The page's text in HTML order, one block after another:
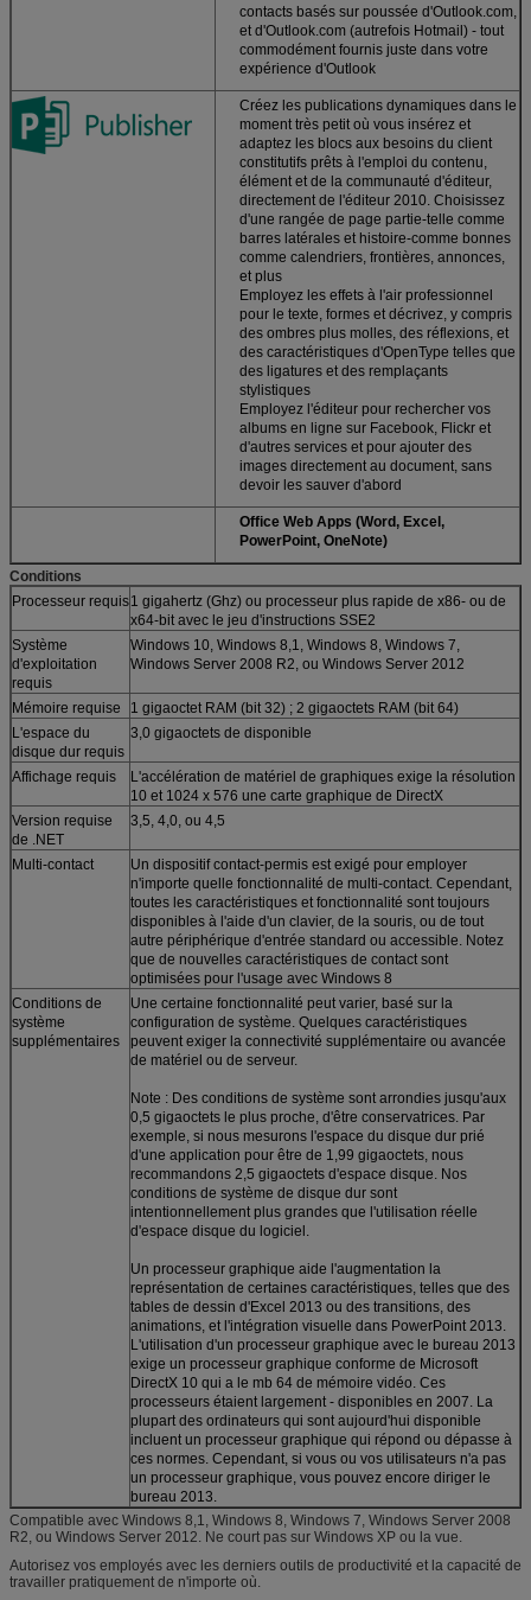
contacts basés sur poussée d'Outlook.com,
et d'Outlook.com (autrefois Hotmail) - tout
commodément fournis juste dans votre
expérience d'Outlook
Créez les publications dynamiques dans le
moment très petit où vous insérez et
adaptez les blocs aux besoins du client
constitutifs prêts à l'emploi du contenu,
élément et de la communauté d'éditeur,
directement de l'éditeur 2010. Choisissez
d'une rangée de page partie-telle comme
barres latérales et histoire-comme bonnes
comme calendriers, frontières, annonces,
et plus
Employez les effets à l'air professionnel
pour le texte, formes et décrivez, y compris
des ombres plus molles, des réflexions, et
des caractéristiques d'OpenType telles que
des ligatures et des remplaçants
stylistiques
Employez l'éditeur pour rechercher vos
albums en ligne sur Facebook, Flickr et
d'autres services et pour ajouter des
images directement au document, sans
devoir les sauver d'abord
Office Web Apps (Word, Excel,
PowerPoint, OneNote)
Conditions
Processeur requis1 gigahertz (Ghz) ou processeur plus rapide de x86- ou de
x64-bit avec le jeu d'instructions SSE2
Système
d'exploitation
requis
Windows 10, Windows 8,1, Windows 8, Windows 7,
Windows Server 2008 R2, ou Windows Server 2012
Mémoire requise
1 gigaoctet RAM (bit 32) ; 2 gigaoctets RAM (bit 64)
L'espace du
disque dur requis
3,0 gigaoctets de disponible
Affichage requis
L'accélération de matériel de graphiques exige la résolution
10 et 1024 x 576 une carte graphique de DirectX
Version requise
de .NET
3,5, 4,0, ou 4,5
Multi-contact
Un dispositif contact-permis est exigé pour employer
n'importe quelle fonctionnalité de multi-contact. Cependant,
toutes les caractéristiques et fonctionnalité sont toujours
disponibles à l'aide d'un clavier, de la souris, ou de tout
autre périphérique d'entrée standard ou accessible. Notez
que de nouvelles caractéristiques de contact sont
optimisées pour l'usage avec Windows 8
Conditions de
système
supplémentaires
Une certaine fonctionnalité peut varier, basé sur la
configuration de système. Quelques caractéristiques
peuvent exiger la connectivité supplémentaire ou avancée
de matériel ou de serveur.
Note : Des conditions de système sont arrondies jusqu'aux
0,5 gigaoctets le plus proche, d'être conservatrices. Par
exemple, si nous mesurons l'espace du disque dur prié
d'une application pour être de 1,99 gigaoctets, nous
recommandons 2,5 gigaoctets d'espace disque. Nos
conditions de système de disque dur sont
intentionnellement plus grandes que l'utilisation réelle
d'espace disque du logiciel.
Un processeur graphique aide l'augmentation la
représentation de certaines caractéristiques, telles que des
tables de dessin d'Excel 2013 ou des transitions, des
animations, et l'intégration visuelle dans PowerPoint 2013.
L'utilisation d'un processeur graphique avec le bureau 2013
exige un processeur graphique conforme de Microsoft
DirectX 10 qui a le mb 64 de mémoire vidéo. Ces
processeurs étaient largement - disponibles en 2007. La
plupart des ordinateurs qui sont aujourd'hui disponible
incluent un processeur graphique qui répond ou dépasse à
ces normes. Cependant, si vous ou vos utilisateurs n'a pas
un processeur graphique, vous pouvez encore diriger le
bureau 2013.
Compatible avec Windows 8,1, Windows 8, Windows 7, Windows Server 2008
R2, ou Windows Server 2012. Ne court pas sur Windows XP ou la vue.
Autorisez vos employés avec les derniers outils de productivité et la capacité de
travailler pratiquement de n'importe où.